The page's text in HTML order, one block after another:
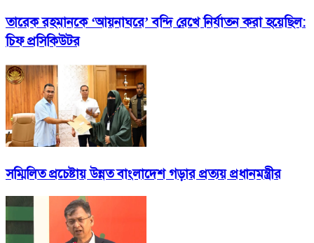
তারেক রহমানকে ‘আয়নাঘরে’ বন্দি রেখে নির্যাতন করা হয়েছিল:
চিফ প্রসিকিউটর
সম্মিলিত প্রচেষ্টায় উন্নত বাংলাদেশ গড়ার প্রত্যয় প্রধানমন্ত্রীর